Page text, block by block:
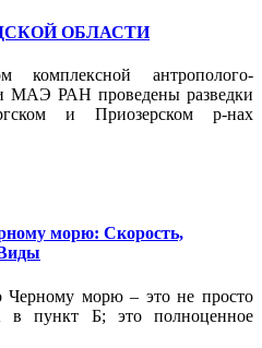
ОБЛАСТИ
комплексной антрополого-
МАЭ РАН проведены разведки
и Приозерском р-нах
морю: Скорость,
Черному морю – это не просто
в пункт Б; это полноценное